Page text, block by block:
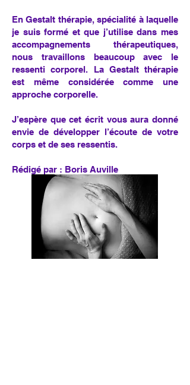
En Gestalt thérapie, spécialité à laquelle
je suis formé et que j’utilise dans mes
accompagnements thérapeutiques,
nous travaillons beaucoup avec le
ressenti corporel. La Gestalt thérapie
est même considérée comme une
approche corporelle.
J’espère que cet écrit vous aura donné
envie de développer l’écoute de votre
corps et de ses ressentis.
Rédigé par : Boris Auville